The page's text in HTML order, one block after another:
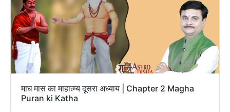
माघ मास का माहात्म्य दूसरा अध्याय | Chapter 2 Magha
Puran ki Katha